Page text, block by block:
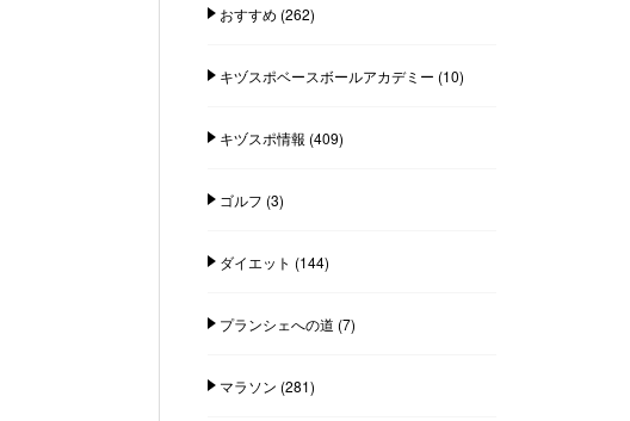
おすすめ (262)
キヅスポベースボールアカデミー (10)
キヅスポ情報 (409)
ゴルフ (3)
ダイエット (144)
プランシェへの道 (7)
マラソン (281)